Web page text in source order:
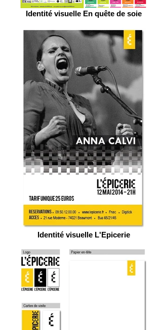
Identité visuelle En quête de soie
Identité visuelle L'Epicerie